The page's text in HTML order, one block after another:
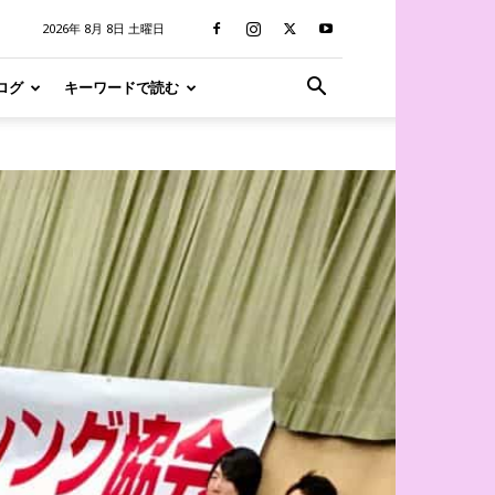
2026年 8月 8日 土曜日
グ キーワードで読む